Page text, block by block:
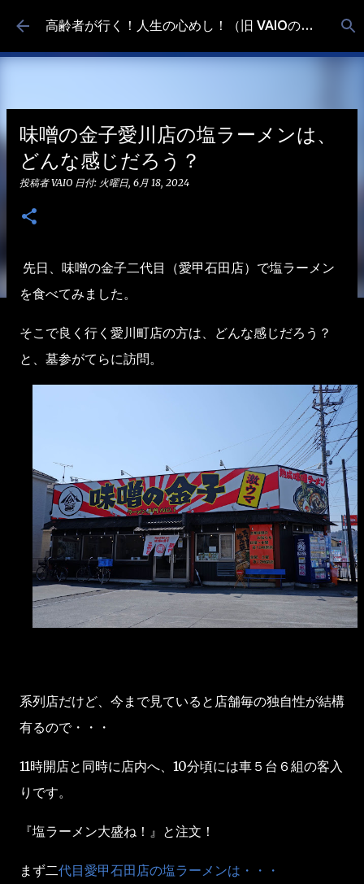
スキップしてメイン コンテンツに移動 高齢者が行く！人生の心めし！（旧 VAIOの食べ歩き）
味噌の金子愛川店の塩ラーメンは、
どんな感じだろう？
投稿者VAIO 日付: 火曜日, 6月 18, 2024
先日、味噌の金子二代目（愛甲石田店）で塩ラーメン
を食べてみました。
そこで良く行く愛川町店の方は、どんな感じだろう？
と、墓参がてらに訪問。
系列店だけど、今まで見ていると店舗毎の独自性が結構
有るので・・・
11時開店と同時に店内へ、10分頃には車５台６組の客入
りです。
『塩ラーメン大盛ね！』と注文！
まず二代目愛甲石田店の塩ラーメンは・・・